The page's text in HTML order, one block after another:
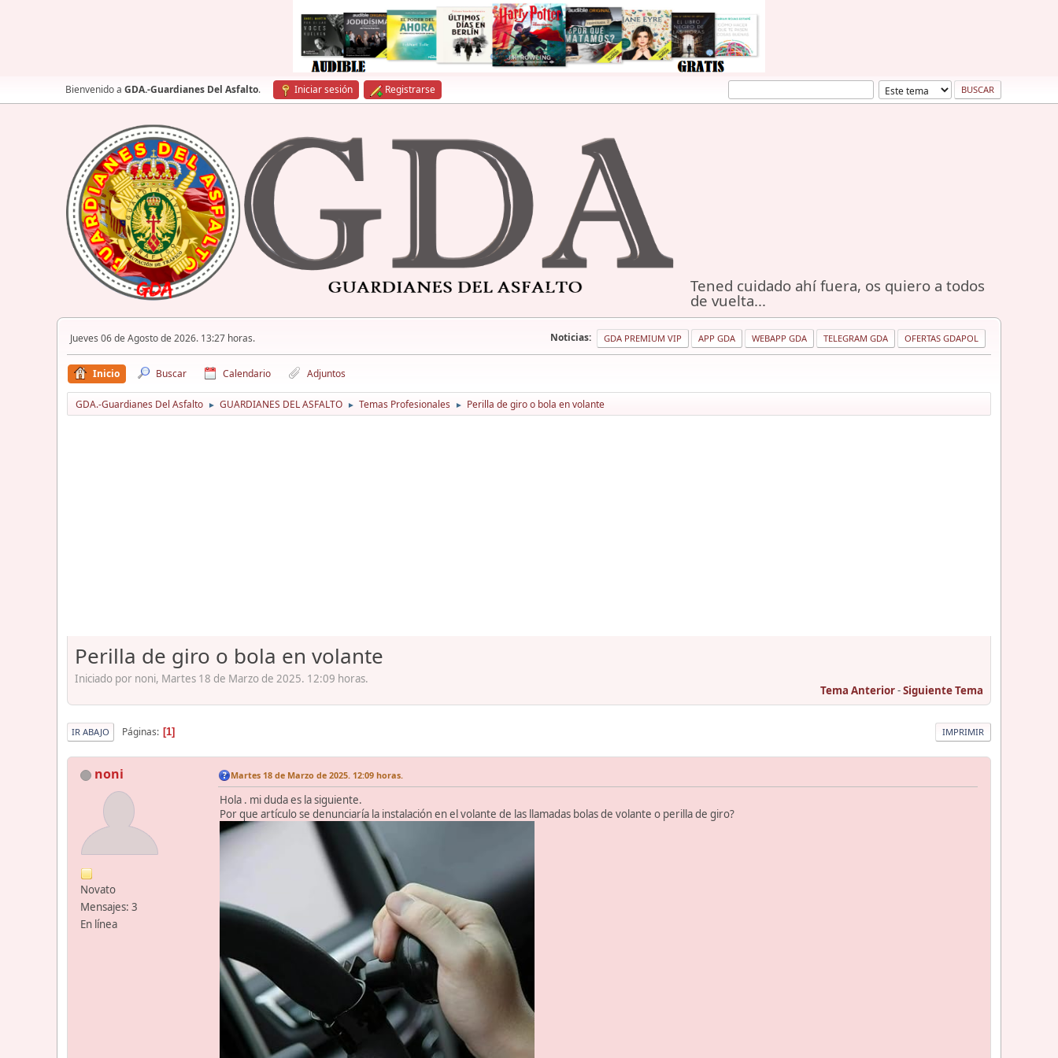
Bienvenido a GDA.-Guardianes Del Asfalto. Iniciar sesión Registrarse
Tened cuidado ahí fuera, os quiero a todos
de vuelta...
Jueves 06 de Agosto de 2026. 13:27 horas. Noticias: GDA PREMIUM VIP APP GDA WEBAPP GDA TELEGRAM GDA OFERTAS GDAPOL
Inicio Buscar Calendario Adjuntos
GDA.-Guardianes Del Asfalto ► GUARDIANES DEL ASFALTO ► Temas Profesionales ► Perilla de giro o bola en volante
Perilla de giro o bola en volante
Iniciado por noni, Martes 18 de Marzo de 2025. 12:09 horas.
Tema Anterior-Siguiente Tema
IMPRIMIR
IR ABAJO Páginas 1
noni
Novato
Mensajes: 3
En línea
Martes 18 de Marzo de 2025. 12:09 horas.
Hola . mi duda es la siguiente.
Por que artículo se denunciaría la instalación en el volante de las llamadas bolas de volante o perilla de giro?